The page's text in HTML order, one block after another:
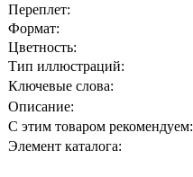
Переплет:
Формат:
Цветность:
Тип иллюстраций:
Ключевые слова:
Описание:
С этим товаром рекомендуем:
Элемент каталога: